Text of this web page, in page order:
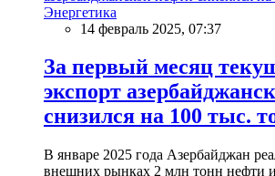
Энергетика
14 февраль 2025, 07:37
За первый месяц
экспорт
снизился на 100 тыс.
В январе 2025 года Азербайджан
внешних рынках 2 млн тонн нефти и